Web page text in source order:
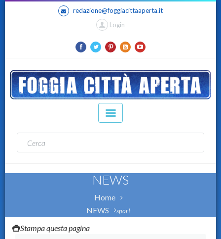
redazione@foggiacittaaperta.it
Login
NEWS
Home
NEWS
sport
Stampa questa pagina